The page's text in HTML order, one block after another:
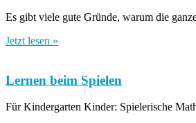
Es gibt viele gute Gründe, warum die
Jetzt lesen »
Lernen beim Spielen
Für Kindergarten Kinder: Spielerische